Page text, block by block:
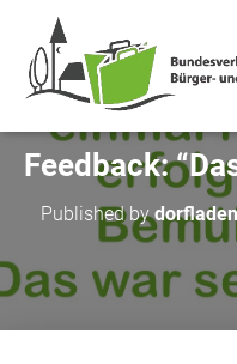
Feedback:
Published by